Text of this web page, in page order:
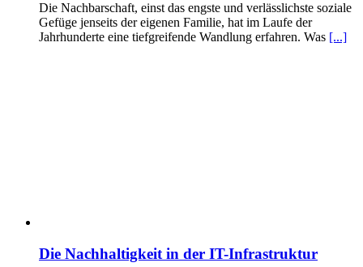
Die Nachbarschaft, einst das engste und verlässlichste soziale
Gefüge jenseits der eigenen Familie, hat im Laufe der
Jahrhunderte eine tiefgreifende Wandlung erfahren. Was [...]
Die Nachhaltigkeit in der IT-Infrastruktur